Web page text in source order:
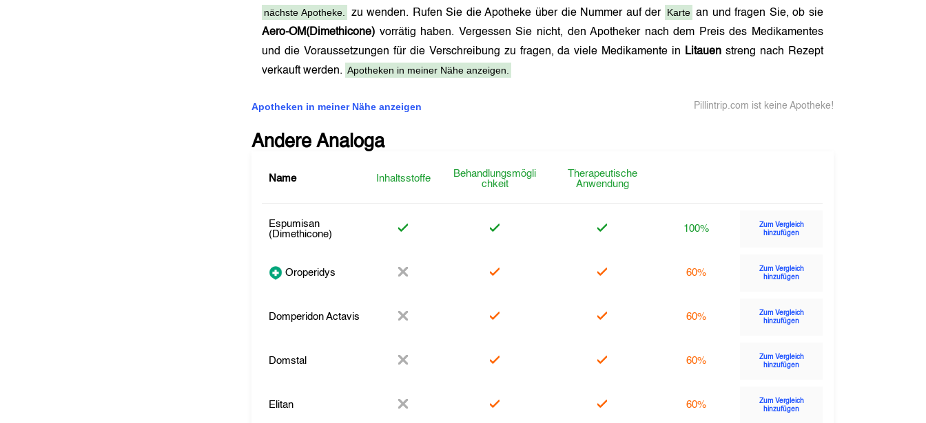
nächste Apotheke.
zu wenden. Rufen Sie die Apotheke über die Nummer auf der Karte an und fragen Sie, ob sie
Aero-OM(Dimethicone) vorrätig haben. Vergessen Sie nicht, den Apotheker nach dem Preis des Medikamentes
und die Voraussetzungen für die Verschreibung zu fragen, da viele Medikamente in
Litauen streng nach Rezept
verkauft werden. Apotheken in meiner Nähe anzeigen.
Apotheken in meiner Nähe anzeigen Pillintrip.com ist keine Apotheke!
Andere Analoga
Name Inhaltsstoffe
Behandlungsmögli
chkeit
Therapeutische
Anwendung
Espumisan
(Dimethicone)
100%
Zum Vergleich
hinzufügen
Oroperidys 60%
Zum Vergleich
hinzufügen
Domperidon Actavis 60%
Zum Vergleich
hinzufügen
Domstal 60%
Zum Vergleich
hinzufügen
Elitan 60%
Zum Vergleich
hinzufügen